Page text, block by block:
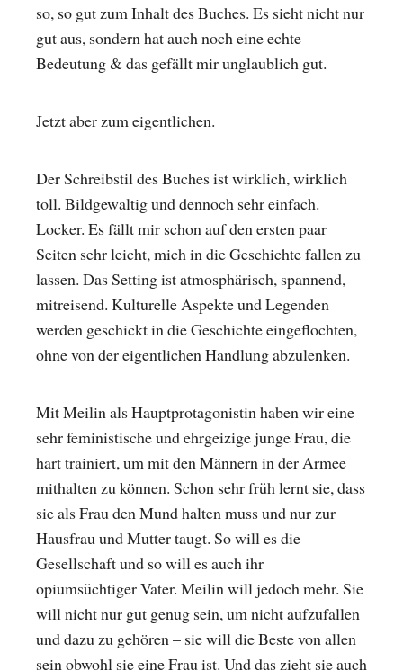
so, so gut zum Inhalt des Buches. Es sieht nicht nur
gut aus, sondern hat auch noch eine echte
Bedeutung & das gefällt mir unglaublich gut.
Jetzt aber zum eigentlichen.
Der Schreibstil des Buches ist wirklich, wirklich
toll. Bildgewaltig und dennoch sehr einfach.
Locker. Es fällt mir schon auf den ersten paar
Seiten sehr leicht, mich in die Geschichte fallen zu
lassen. Das Setting ist atmosphärisch, spannend,
mitreisend. Kulturelle Aspekte und Legenden
werden geschickt in die Geschichte eingeflochten,
ohne von der eigentlichen Handlung abzulenken.
Mit Meilin als Hauptprotagonistin haben wir eine
sehr feministische und ehrgeizige junge Frau, die
hart trainiert, um mit den Männern in der Armee
mithalten zu können. Schon sehr früh lernt sie, dass
sie als Frau den Mund halten muss und nur zur
Hausfrau und Mutter taugt. So will es die
Gesellschaft und so will es auch ihr
opiumsüchtiger Vater. Meilin will jedoch mehr. Sie
will nicht nur gut genug sein, um nicht aufzufallen
und dazu zu gehören – sie will die Beste von allen
sein obwohl sie eine Frau ist. Und das zieht sie auch